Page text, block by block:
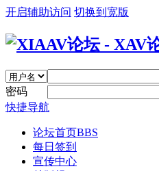
开启辅助访问 切换到宽版
密码
快捷导航
论坛首页BBS
每日签到
宣传中心